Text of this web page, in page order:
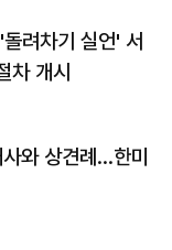
려차기 실언' 서
차 개시
와 상견례…한미